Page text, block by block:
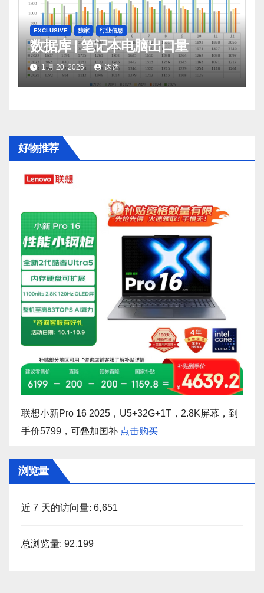
EXCLUSIVE 独家 行业信息
数据库 | 笔记本电脑出口量
1 月 20, 2026 达达
好物推荐
联想小新Pro 16 2025，U5+32G+1T，2.8K屏幕，到
手价5799，可叠加国补 点击购买
浏览量
近 7 天的访问量:6,651
总浏览量:92,199